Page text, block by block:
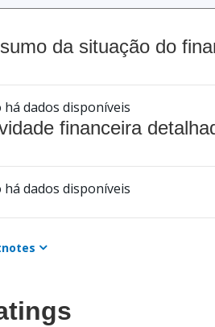
da situação do
há dados disponíveis
financeira
há dados disponíveis